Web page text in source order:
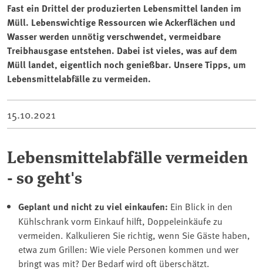
Fast ein Drittel der produzierten Lebensmittel landen im
Müll. Lebenswichtige Ressourcen wie Ackerflächen und
Wasser werden unnötig verschwendet, vermeidbare
Treibhausgase entstehen. Dabei ist vieles, was auf dem
Müll landet, eigentlich noch genießbar. Unsere Tipps, um
Lebensmittelabfälle zu vermeiden.
15.10.2021
Lebensmittelabfälle vermeiden
- so geht's
Geplant und nicht zu viel einkaufen: Ein Blick in den
Kühlschrank vorm Einkauf hilft, Doppeleinkäufe zu
vermeiden. Kalkulieren Sie richtig, wenn Sie Gäste haben,
etwa zum Grillen: Wie viele Personen kommen und wer
bringt was mit? Der Bedarf wird oft überschätzt.